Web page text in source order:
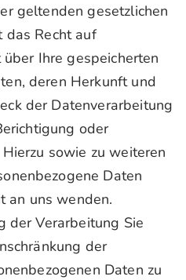
geltenden gesetzlichen
das Recht auf
Ihre gespeicherten
deren Herkunft und
der Datenverarbeitung
oder
sowie zu weiteren
Daten
an uns wenden.
der Verarbeitung Sie
der
Daten zu